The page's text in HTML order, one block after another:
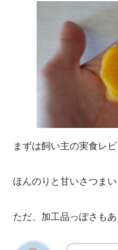
まずは飼い主の実食レビ
ほんのりと甘いさつまい
ただ、加工品っぽさもあ